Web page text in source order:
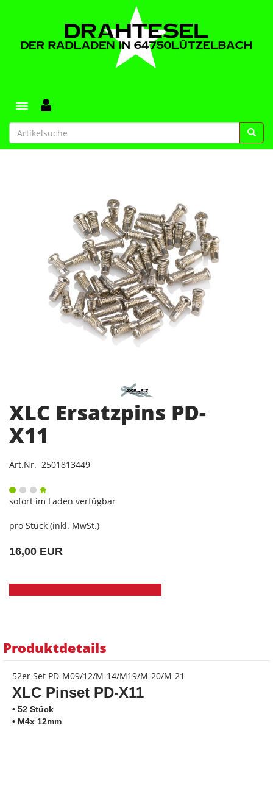
Toggle navigation
XLC Ersatzpins PD-
X11
Art.Nr. 2501813449
sofort im Laden verfügbar
pro Stück (inkl. MwSt.)
16,00 EUR
Produktdetails
52er Set PD-M09/12/M-14/M19/M-20/M-21
XLC Pinset PD-X11
• 52 Stück
• M4x 12mm